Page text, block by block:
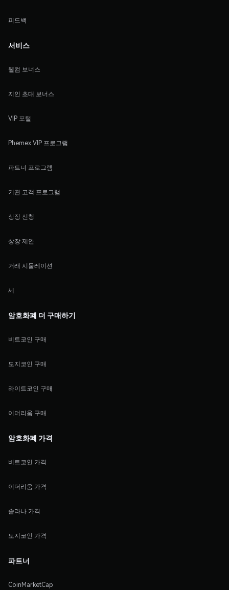
피드백
서비스
웰컴 보너스
지인 초대 보너스
VIP 포털
Phemex VIP 프로그램
파트너 프로그램
기관 고객 프로그램
상장 신청
상장 제안
거래 시물레이션
세
암호화폐 더 구매하기
비트코인 구매
도지코인 구매
라이트코인 구매
이더리움 구매
암호화폐 가격
비트코인 가격
이더리움 가격
솔라나 가격
도지코인 가격
파트너
CoinMarketCap